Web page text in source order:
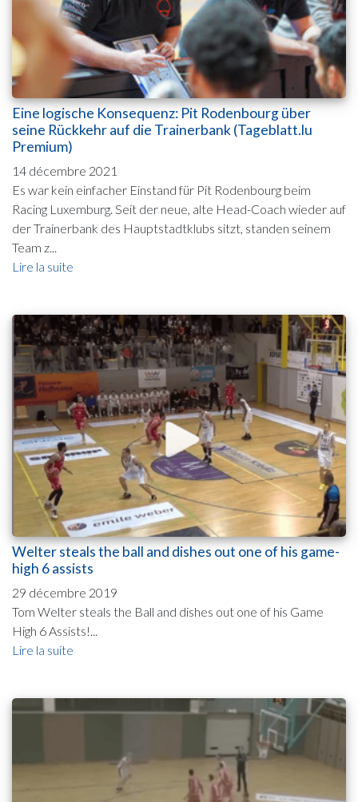
Eine logische Konsequenz: Pit Rodenbourg über
seine Rückkehr auf die Trainerbank (Tageblatt.lu
Premium)
14 décembre 2021
Es war kein einfacher Einstand für Pit Rodenbourg beim
Racing Luxemburg. Seit der neue, alte Head-Coach wieder auf
der Trainerbank des Hauptstadtklubs sitzt, standen seinem
Team z...
Lire la suite
Welter steals the ball and dishes out one of his game-
high 6 assists
29 décembre 2019
Tom Welter steals the Ball and dishes out one of his Game
High 6 Assists!...
Lire la suite